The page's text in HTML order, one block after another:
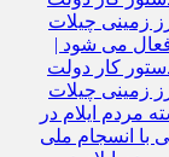
فعال می‌ شود |
کار دولت
زمینی چیلات